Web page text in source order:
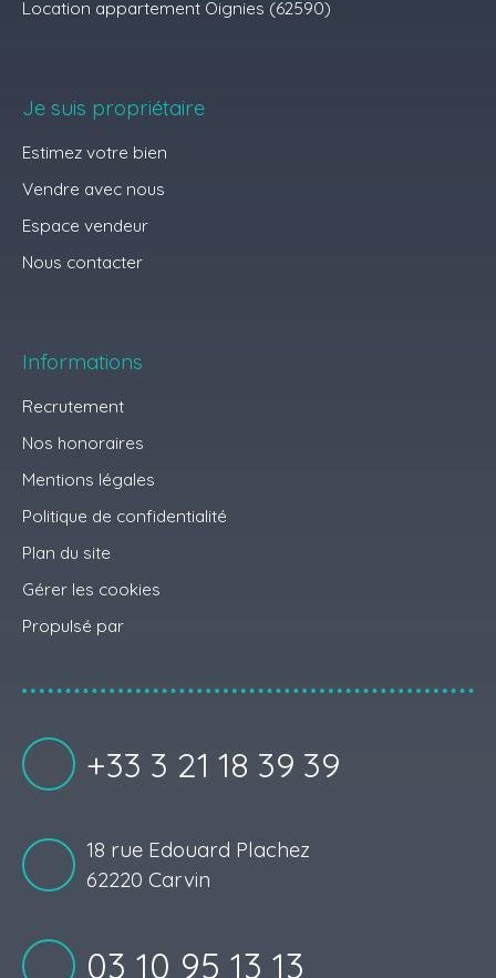
Location appartement Oignies (62590)
Je suis propriétaire
Estimez votre bien
Vendre avec nous
Espace vendeur
Nous contacter
Informations
Recrutement
Nos honoraires
Mentions légales
Politique de confidentialité
Plan du site
Gérer les cookies
Propulsé par
+33 3 21 18 39 39
18 rue Edouard Plachez
62220 Carvin
03 10 95 13 13